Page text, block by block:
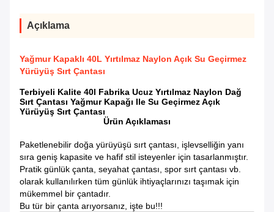
Açıklama
Yağmur Kapaklı 40L Yırtılmaz Naylon Açık Su Geçirmez
Yürüyüş Sırt Çantası
Terbiyeli Kalite 40l Fabrika Ucuz Yırtılmaz Naylon Dağ
Sırt Çantası Yağmur Kapağı Ile Su Geçirmez Açık
Yürüyüş Sırt Çantası
Ürün Açıklaması
Paketlenebilir doğa yürüyüşü sırt çantası, işlevselliğin yanı
sıra geniş kapasite ve hafif stil isteyenler için tasarlanmıştır.
Pratik günlük çanta, seyahat çantası, spor sırt çantası vb.
olarak kullanılırken tüm günlük ihtiyaçlarınızı taşımak için
mükemmel bir çantadır.
Bu tür bir çanta arıyorsanız, işte bu!!!